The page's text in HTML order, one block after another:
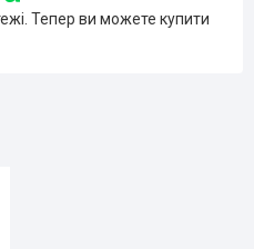
Тепер ви можете купити